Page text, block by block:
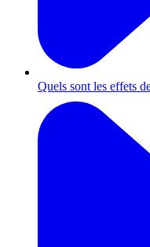
Quels sont les effets